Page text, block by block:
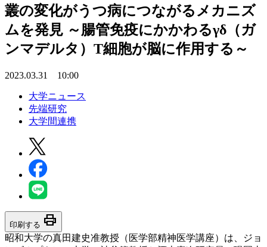
叢の変化がうつ病につながるメカニズ
ムを発見 ～腸管免疫にかかわるγδ（ガ
ンマデルタ）T細胞が脳に作用する～
2023.03.31 10:00
大学ニュース
先端研究
大学間連携
印刷する print
昭和大学の真田建史准教授（医学部精神医学講座）は、ジョ